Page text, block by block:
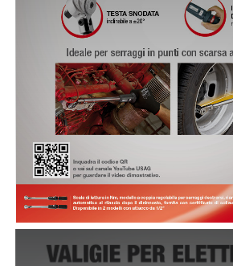
2016 - CAMPAGNA VALIGIE